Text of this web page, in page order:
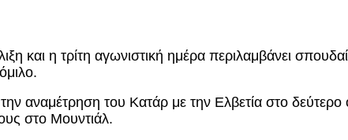
και η τρίτη αγωνιστική ημέρα περιλαμβάνει
αναμέτρηση του Κατάρ με την Ελβετία στο
στο Μουντιάλ.